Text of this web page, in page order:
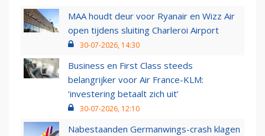
MAA houdt deur voor Ryanair en Wizz Air
open tijdens sluiting Charleroi Airport
30-07-2026, 14:30
Business en First Class steeds
belangrijker voor Air France-KLM:
‘investering betaalt zich uit’
30-07-2026, 12:10
Nabestaanden Germanwings-crash klagen